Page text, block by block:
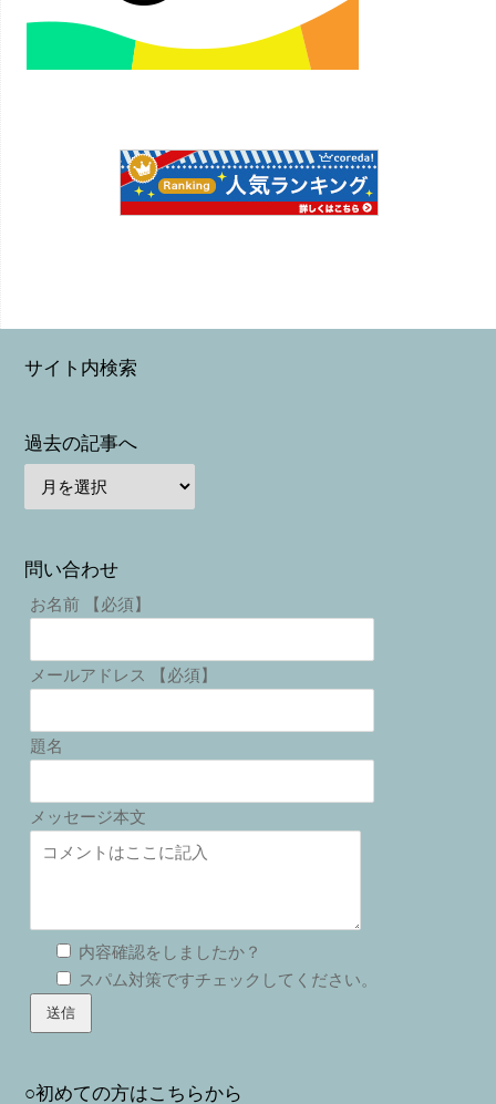
サイト内検索
過去の記事へ
問い合わせ
お名前 【必須】
メールアドレス 【必須】
題名
メッセージ本文
内容確認をしましたか？
スパム対策ですチェックしてください。
○初めての方はこちらから